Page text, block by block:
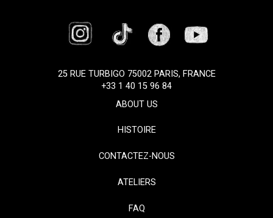
25 RUE TURBIGO 75002 PARIS, FRANCE
+33 1 40 15 96 84
ABOUT US
HISTOIRE
CONTACTEZ-NOUS
ATELIERS
FAQ